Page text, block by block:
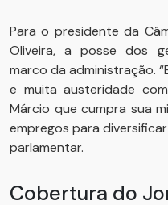
Para o presidente da
Oliveira, a posse dos
marco da administração.
e muita austeridade
Márcio que cumpra sua
empregos para
parlamentar.
Cobertura do